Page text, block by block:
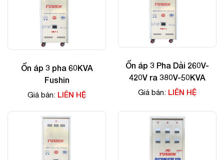
Ổn áp 3 pha 60KVA
Fushin
Giá bán: LIÊN HỆ
Ổn áp 3 Pha Dải 260V-
420V ra 380V-50KVA
Giá bán: LIÊN HỆ